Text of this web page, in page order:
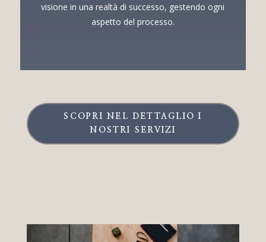
visione in una realtà di successo, gestendo ogni
aspetto del processo.
SCOPRI NEL DETTAGLIO I
NOSTRI SERVIZI